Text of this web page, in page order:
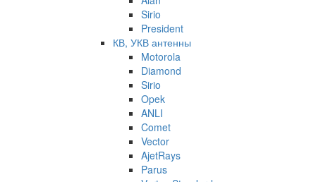
Sirio
President
КВ, УКВ антенны
Motorola
Diamond
Sirio
Opek
ANLI
Comet
Vector
AjetRays
Parus